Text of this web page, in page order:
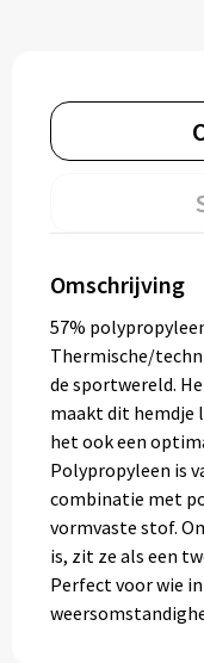
Omschrijving
57%
Thermische/
de sportwereld.
maakt dit hemdje
het ook een
Polypropyleen is
combinatie met
vormvaste stof.
is, zit ze als een
Perfect voor wie